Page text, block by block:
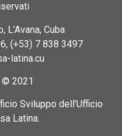
L’Avana, Cuba
(+53) 7 838 3497
latina.cu
© 2021
Sviluppo dell’Ufficio
Latina.